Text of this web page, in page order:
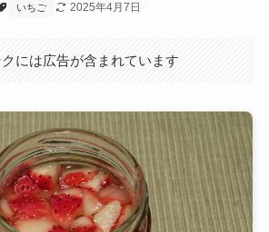
いちご 2025年4月7日
には広告が含まれています